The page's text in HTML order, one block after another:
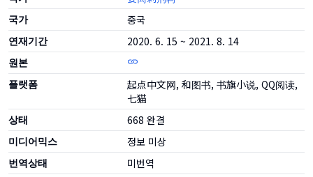
국가 중국
연재기간 2020. 6. 15 ~ 2021. 8. 14
원본
플랫폼
起点中文网, 和图书, 书旗小说, QQ阅读,
七猫
상태 668 완결
미디어믹스 정보 미상
번역상태 미번역